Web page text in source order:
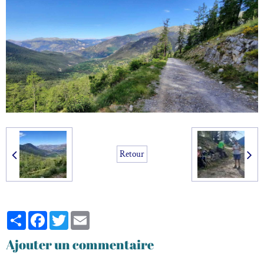
Retour
PartagerFacebook
Twitter
Ajouter un commentaire